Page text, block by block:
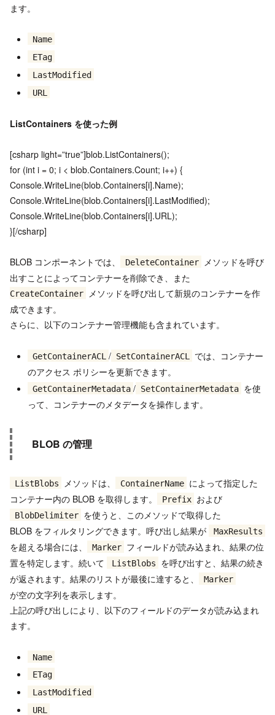
ます。
Name
ETag
LastModified
URL
ListContainers を使った例
[csharp light=”true”]blob.ListContainers();
for (int i = 0; i < blob.Containers.Count; i++) {
Console.WriteLine(blob.Containers[i].Name);
Console.WriteLine(blob.Containers[i].LastModified);
Console.WriteLine(blob.Containers[i].URL);
}[/csharp]
BLOB コンポーネントでは、 DeleteContainer
メソッドを呼び
出すことによってコンテナーを削除でき、また
CreateContainer
メソッドを呼び出して新規のコンテナーを作
成できます。
さらに、以下のコンテナー管理機能も含まれています。
GetContainerACL /SetContainerACL
では、コンテナー
のアクセス ポリシーを更新できます。
GetContainerMetadata /SetContainerMetadata を使
って、コンテナーのメタデータを操作します。
BLOB の管理
ListBlobs メソッドは、 ContainerName によって指定した
コンテナー内の BLOB を取得します。
Prefix および
BlobDelimiter を使うと、このメソッドで取得した
BLOB をフィルタリングできます。呼び出し結果が
MaxResults
を超える場合には、 Marker フィールドが読み込まれ、結果の位
置を特定します。続いて
ListBlobs
を呼び出すと、結果の続き
が返されます。結果のリストが最後に達すると、
Marker
が空の文字列を表示します。
上記の呼び出しにより、以下のフィールドのデータが読み込まれ
ます。
Name
ETag
LastModified
URL